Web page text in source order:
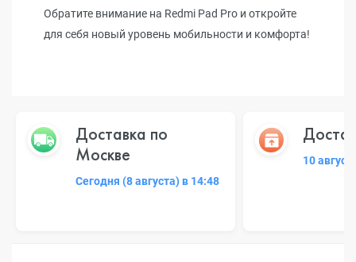
Обратите внимание на Redmi Pad Pro и откройте
для себя новый уровень мобильности и комфорта!
Доставка по
Москве
Сегодня (8 августа) в 14:48
10